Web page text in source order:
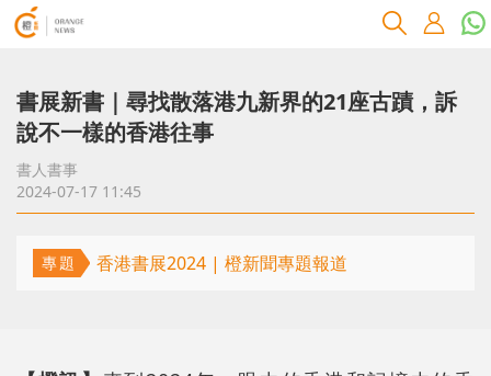
書展新書｜尋找散落港九新界的21座古蹟，訴
說不一樣的香港往事
書人書事
2024-07-17 11:45
專題 香港書展2024 | 橙新聞專題報道